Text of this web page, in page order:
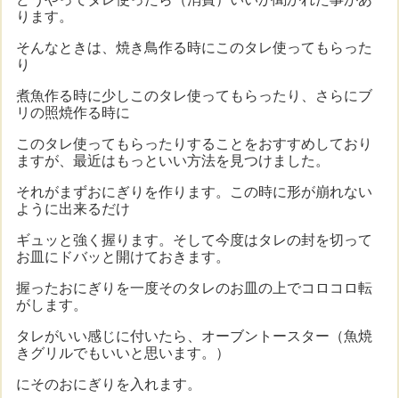
ります。
そんなときは、焼き鳥作る時にこのタレ使ってもらった
り
煮魚作る時に少しこのタレ使ってもらったり、さらにブ
リの照焼作る時に
このタレ使ってもらったりすることをおすすめしており
ますが、最近はもっといい方法を見つけました。
それがまずおにぎりを作ります。この時に形が崩れない
ように出来るだけ
ギュッと強く握ります。そして今度はタレの封を切って
お皿にドバッと開けておきます。
握ったおにぎりを一度そのタレのお皿の上でコロコロ転
がします。
タレがいい感じに付いたら、オーブントースター（魚焼
きグリルでもいいと思います。）
にそのおにぎりを入れます。